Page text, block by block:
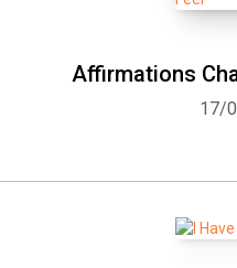
Affirmations
17/